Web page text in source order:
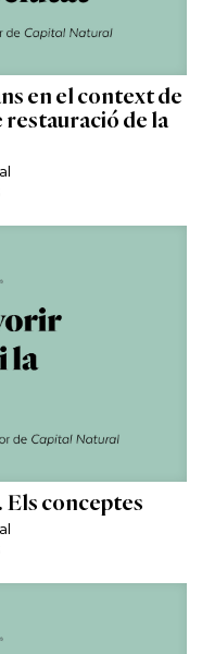
en el context de
restauració de la
conceptes